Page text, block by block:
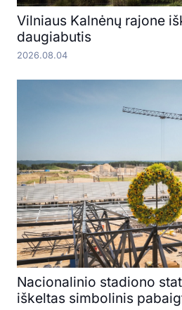
Vilniaus Kalnėnų rajone
daugiabutis
2026.08.04
Nacionalinio stadiono
iškeltas simbolinis